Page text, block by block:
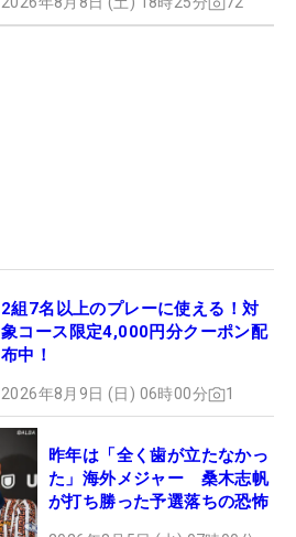
2組7名以上のプレーに使える！対
象コース限定4,000円分クーポン配
布中！
2026年8月9日 (日) 06時00分 1
昨年は「全く歯が立たなかっ
た」海外メジャー 桑木志帆
が打ち勝った予選落ちの恐怖